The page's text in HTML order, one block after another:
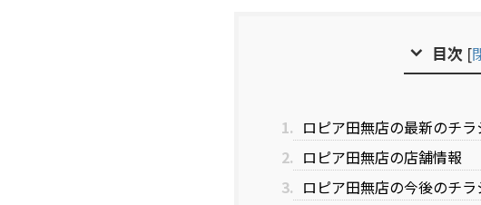
目次 [
1. ロピア田無店の最新のチラ
2. ロピア田無店の店舗情報
3. ロピア田無店の今後のチ